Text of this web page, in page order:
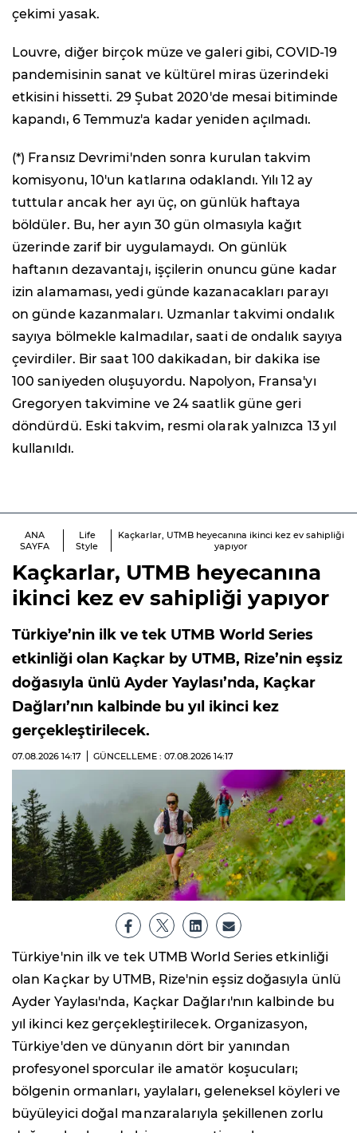
çekimi yasak.
Louvre, diğer birçok müze ve galeri gibi, COVID-19
pandemisinin sanat ve kültürel miras üzerindeki
etkisini hissetti. 29 Şubat 2020'de mesai bitiminde
kapandı, 6 Temmuz'a kadar yeniden açılmadı.
(*) Fransız Devrimi'nden sonra kurulan takvim
komisyonu, 10'un katlarına odaklandı. Yılı 12 ay
tuttular ancak her ayı üç, on günlük haftaya
böldüler. Bu, her ayın 30 gün olmasıyla kağıt
üzerinde zarif bir uygulamaydı. On günlük
haftanın dezavantajı, işçilerin onuncu güne kadar
izin alamaması, yedi günde kazanacakları parayı
on günde kazanmaları. Uzmanlar takvimi ondalık
sayıya bölmekle kalmadılar, saati de ondalık sayıya
çevirdiler. Bir saat 100 dakikadan, bir dakika ise
100 saniyeden oluşuyordu. Napolyon, Fransa'yı
Gregoryen takvimine ve 24 saatlik güne geri
döndürdü. Eski takvim, resmi olarak yalnızca 13 yıl
kullanıldı.
ANA
SAYFA
Life
Style
Kaçkarlar, UTMB heyecanına ikinci kez ev sahipliği
yapıyor
Kaçkarlar, UTMB heyecanına
ikinci kez ev sahipliği yapıyor
Türkiye’nin ilk ve tek UTMB World Series
etkinliği olan Kaçkar by UTMB, Rize’nin eşsiz
doğasıyla ünlü Ayder Yaylası’nda, Kaçkar
Dağları’nın kalbinde bu yıl ikinci kez
gerçekleştirilecek.
07.08.2026 14:17 GÜNCELLEME : 07.08.2026 14:17
Türkiye'nin ilk ve tek UTMB World Series etkinliği
olan Kaçkar by UTMB, Rize'nin eşsiz doğasıyla ünlü
Ayder Yaylası'nda, Kaçkar Dağları'nın kalbinde bu
yıl ikinci kez gerçekleştirilecek. Organizasyon,
Türkiye'den ve dünyanın dört bir yanından
profesyonel sporcular ile amatör koşucuları;
bölgenin ormanları, yaylaları, geleneksel köyleri ve
büyüleyici doğal manzaralarıyla şekillenen zorlu